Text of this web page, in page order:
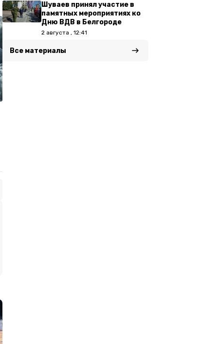
Шуваев принял участие в
памятных мероприятиях ко
Дню ВДВ в Белгороде
2 августа , 12:41
Все материалы